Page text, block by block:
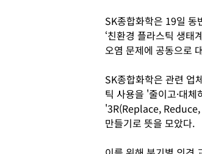
SK종합화학은 19일 동
‘친환경 플라스틱 생태
오염 문제에 공동으로
SK종합화학은 관련 업
틱 사용을 '줄이고·대체
'3R(Replace,
만들기로 뜻을 모았다.